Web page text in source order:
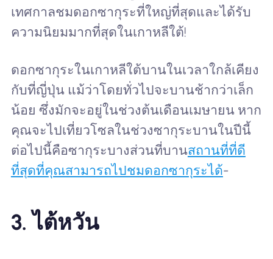
เทศกาลชมดอกซากุระที่ใหญ่ที่สุดและได้รับ
ความนิยมมากที่สุดในเกาหลีใต้!
ดอกซากุระในเกาหลีใต้บานในเวลาใกล้เคียง
กับที่ญี่ปุ่น แม้ว่าโดยทั่วไปจะบานช้ากว่าเล็ก
น้อย ซึ่งมักจะอยู่ในช่วงต้นเดือนเมษายน หาก
คุณจะไปเที่ยวโซลในช่วงซากุระบานในปีนี้
ต่อไปนี้คือซากุระบางส่วนที่บานสถานที่ที่ดี
ที่สุดที่คุณสามารถไปชมดอกซากุระได้-
3. ไต้หวัน